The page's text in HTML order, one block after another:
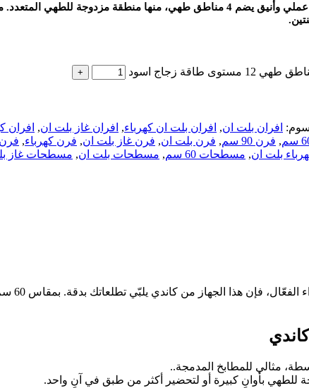
سطح كهربائي بلت ان سيراميك من كاندي بمقاس 60 سم، بتصميم عملي وأنيق يضم 4
.
افران بلت ان, افران بلت ان كهرباء, افران غاز بلت ان, افران
, فرن 90 سم , فرن بلت ان, فرن غاز بلت ان, فرن كهرباء,
بلت ان, مسطحات 60 سم , مسطحات بلت ان, مسطحات غاز
إذا